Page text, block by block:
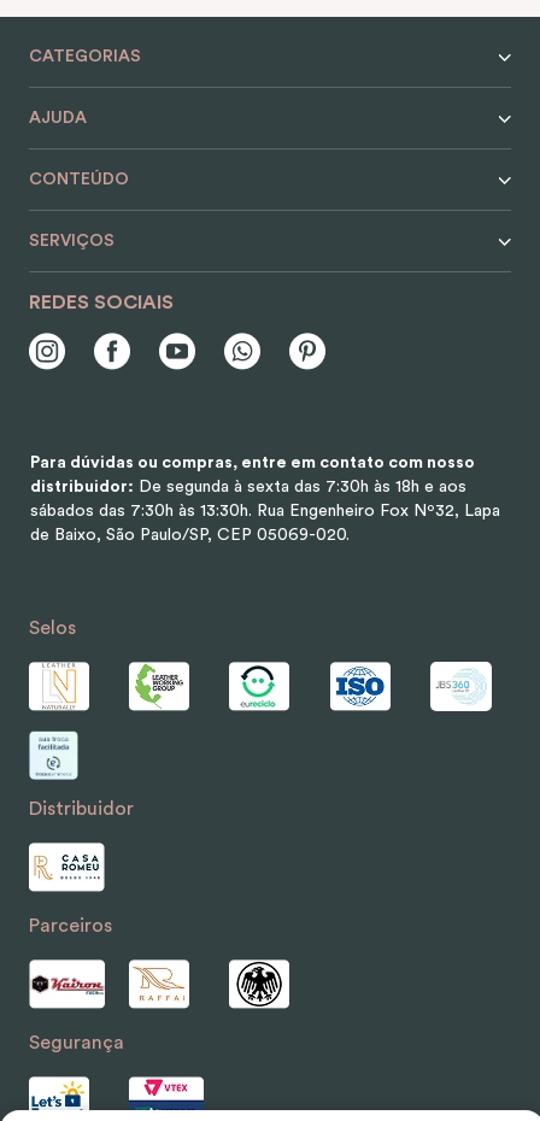
CATEGORIAS
AJUDA
CONTEÚDO
SERVIÇOS
REDES SOCIAIS
Para dúvidas ou compras, entre em contato com nosso
distribuidor: De segunda à sexta das 7:30h às 18h e aos
sábados das 7:30h às 13:30h. Rua Engenheiro Fox Nº32, Lapa
de Baixo, São Paulo/SP, CEP 05069-020.
Selos
Distribuidor
Parceiros
Segurança